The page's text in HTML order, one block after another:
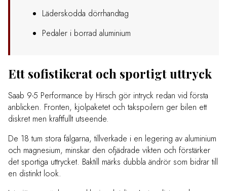
Läderskodda dörrhandtag
Pedaler i borrad aluminium
Ett sofistikerat och sportigt uttryck
Saab 9-5 Performance by Hirsch gör intryck redan vid första
anblicken. Fronten, kjolpaketet och takspoilern ger bilen ett
diskret men kraftfullt utseende.
De 18 tum stora fälgarna, tillverkade i en legering av aluminium
och magnesium, minskar den ofjädrade vikten och förstärker
det sportiga uttrycket. Baktill märks dubbla ändrör som bidrar till
en distinkt look.